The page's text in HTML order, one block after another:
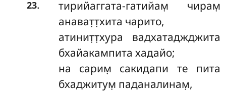
23.
тирийаггата-гатийам̣ чирам̣
анават̣т̣хита чарито,
атинит̣т̣хура вадхатаджджита
бхайакампита хадайо;
на сарим̣ сакидапи те пита
бхаджитум̣ паданалинам̣,